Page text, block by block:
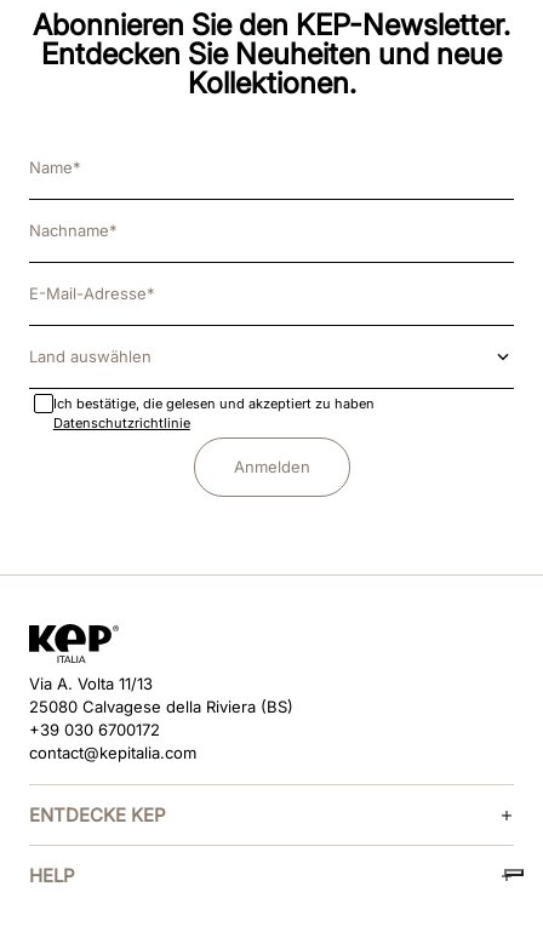
Abonnieren Sie den KEP-Newsletter.
Entdecken Sie Neuheiten und neue
Kollektionen.
Land auswählen
Ich bestätige, die gelesen und akzeptiert zu haben
Datenschutzrichtlinie
Anmelden
Via A. Volta 11/13
25080 Calvagese della Riviera (BS)
+39 030 6700172
contact@kepitalia.com
ENTDECKE KEP
HELP